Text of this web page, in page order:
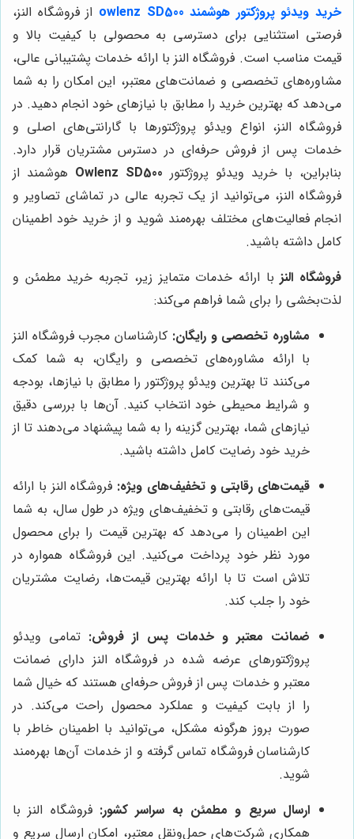
خرید ویدئو پروژکتور هوشمند owlenz SD500
از فروشگاه النز،
فرصتی استثنایی برای دسترسی به محصولی با کیفیت بالا و
قیمت مناسب است. فروشگاه النز با ارائه خدمات پشتیبانی عالی،
مشاوره‌های تخصصی و ضمانت‌های معتبر، این امکان را به شما
می‌دهد که بهترین خرید را مطابق با نیازهای خود انجام دهید. در
فروشگاه النز، انواع ویدئو پروژکتورها با گارانتی‌های اصلی و
خدمات پس از فروش حرفه‌ای در دسترس مشتریان قرار دارد.
بنابراین، با خرید ویدئو پروژکتور Owlenz SD500 هوشمند از
فروشگاه النز، می‌توانید از یک تجربه عالی در تماشای تصاویر و
انجام فعالیت‌های مختلف بهره‌مند شوید و از خرید خود اطمینان
کامل داشته باشید.
فروشگاه النزبا ارائه خدمات متمایز زیر، تجربه خرید مطمئن و
لذت‌بخشی را برای شما فراهم می‌کند:
مشاوره تخصصی و رایگان: کارشناسان مجرب فروشگاه النز
با ارائه مشاوره‌های تخصصی و رایگان، به شما کمک
می‌کنند تا بهترین ویدئو پروژکتور را مطابق با نیازها، بودجه
و شرایط محیطی خود انتخاب کنید. آن‌ها با بررسی دقیق
نیازهای شما، بهترین گزینه را به شما پیشنهاد می‌دهند تا از
خرید خود رضایت کامل داشته باشید.
قیمت‌های رقابتی و تخفیف‌های ویژه: فروشگاه النز با ارائه
قیمت‌های رقابتی و تخفیف‌های ویژه در طول سال، به شما
این اطمینان را می‌دهد که بهترین قیمت را برای محصول
مورد نظر خود پرداخت می‌کنید. این فروشگاه همواره در
تلاش است تا با ارائه بهترین قیمت‌ها، رضایت مشتریان
خود را جلب کند.
ضمانت معتبر و خدمات پس از فروش: تمامی ویدئو
پروژکتورهای عرضه شده در فروشگاه النز دارای ضمانت
معتبر و خدمات پس از فروش حرفه‌ای هستند که خیال شما
را از بابت کیفیت و عملکرد محصول راحت می‌کند. در
صورت بروز هرگونه مشکل، می‌توانید با اطمینان خاطر با
کارشناسان فروشگاه تماس گرفته و از خدمات آن‌ها بهره‌مند
شوید.
ارسال سریع و مطمئن به سراسر کشور: فروشگاه النز با
همکاری شرکت‌های حمل‌ونقل معتبر، امکان ارسال سریع و